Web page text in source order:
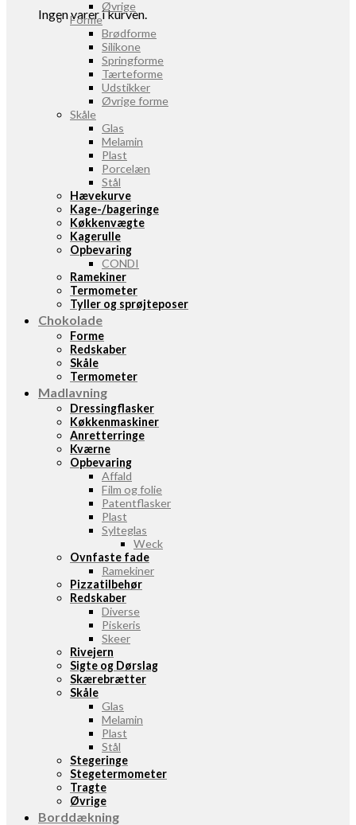
Ingen varer i kurven.
Øvrige
Forme
Brødforme
Silikone
Springforme
Tærteforme
Udstikker
Øvrige forme
Skåle
Glas
Melamin
Plast
Porcelæn
Stål
Hævekurve
Kage-/bageringe
Køkkenvægte
Kagerulle
Opbevaring
CONDI
Ramekiner
Termometer
Tyller og sprøjteposer
Chokolade
Forme
Redskaber
Skåle
Termometer
Madlavning
Dressingflasker
Køkkenmaskiner
Anretterringe
Kværne
Opbevaring
Affald
Film og folie
Patentflasker
Plast
Sylteglas
Weck
Ovnfaste fade
Ramekiner
Pizzatilbehør
Redskaber
Diverse
Piskeris
Skeer
Rivejern
Sigte og Dørslag
Skærebrætter
Skåle
Glas
Melamin
Plast
Stål
Stegeringe
Stegetermometer
Tragte
Øvrige
Borddækning